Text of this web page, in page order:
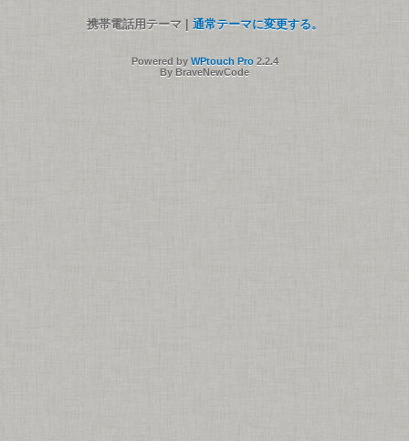
携帯電話用テーマ | 通常テーマに変更する。
Powered by WPtouch Pro2.2.4
By BraveNewCode